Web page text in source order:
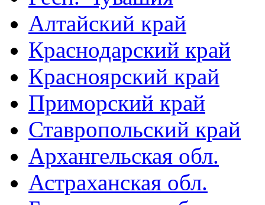
Алтайский край
Краснодарский край
Красноярский край
Приморский край
Ставропольский край
Архангельская обл.
Астраханская обл.